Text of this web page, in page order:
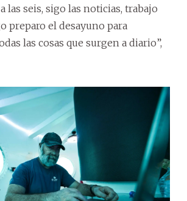
las seis, sigo las noticias, trabajo
preparo el desayuno para
las cosas que surgen a diario”,